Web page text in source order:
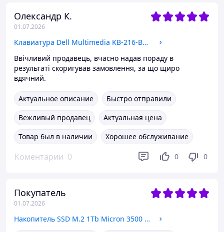
Олександр К.
01.07.2026
Клавиатура Dell Multimedia KB-216-BK-GER (UKR/GER/RUS), USB NEW
Ввічливий продавець, вчасно надав пораду в
результаті скоригував замовлення, за що щиро
вдячний.
Актуальное описание
Быстро отправили
Вежливый продавец
Актуальная цена
Товар был в наличии
Хорошее обслуживание
Коментарии 0 0 0
Покупатель
01.07.2026
Накопитель SSD M.2 1Tb Micron 3500 2280 NVMe PCIe 4.0 x4 (MTFDKBA1T0TGD) OEM NEW